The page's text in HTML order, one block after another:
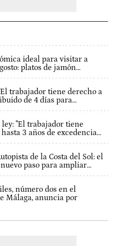
ideal para visitar a
platos de jamón...
trabajador tiene derecho a
de 4 días para...
"El trabajador tiene
3 años de excedencia...
de la Costa del Sol: el
paso para ampliar...
número dos en el
Málaga, anuncia por